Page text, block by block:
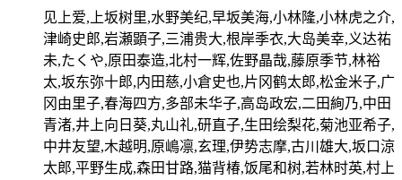
见上爱,上坂树里,水野美纪,早坂美海,小林隆,小林虎之介,
津崎史郎,岩瀬顕子,三浦贵大,根岸季衣,大岛美幸,义达祐
未,たくや,原田泰造,北村一辉,佐野晶哉,藤原季节,林裕
太,坂东弥十郎,内田慈,小倉史也,片冈鹤太郎,松金米子,广
冈由里子,春海四方,多部未华子,高岛政宏,二田絢乃,中田
青渚,井上向日葵,丸山礼,研直子,生田绘梨花,菊池亚希子,
中井友望,木越明,原嶋凛,玄理,伊势志摩,古川雄大,坂口涼
太郎,平野生成,森田甘路,猫背椿,饭尾和树,若林时英,村上